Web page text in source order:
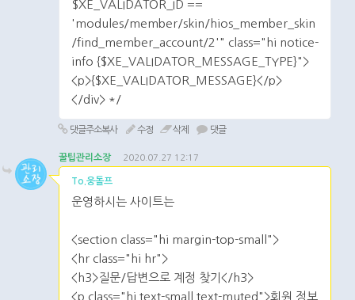
$XE_VALIDATOR_ID ==
'modules/member/skin/hios_member_skin
/find_member_account/2'" class="hi notice-
info {$XE_VALIDATOR_MESSAGE_TYPE}">
<p>{$XE_VALIDATOR_MESSAGE}</p>
</div> */
댓글주소복사 수정 삭제 댓글
꿀팁관리소장 2020.07.27 12:17
To.웅돌프
운영하시는 사이트는
<section class="hi margin-top-small">
<hr class="hi hr">
<h3>질문/답변으로 계정 찾기</h3>
<p class="hi text-small text-muted">회원 정보